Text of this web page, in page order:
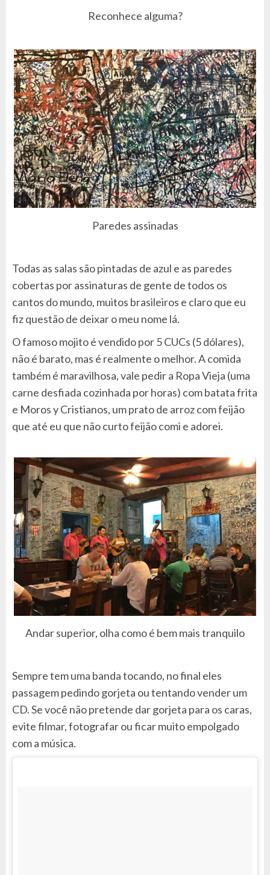
Reconhece alguma?
Paredes assinadas
Todas as salas são pintadas de azul e as paredes
cobertas por assinaturas de gente de todos os
cantos do mundo, muitos brasileiros e claro que eu
fiz questão de deixar o meu nome lá.
O famoso mojito é vendido por 5 CUCs (5 dólares),
não é barato, mas é realmente o melhor. A comida
também é maravilhosa, vale pedir a Ropa Vieja (uma
carne desfiada cozinhada por horas) com batata frita
e Moros y Cristianos, um prato de arroz com feijão
que até eu que não curto feijão comi e adorei.
Andar superior, olha como é bem mais tranquilo
Sempre tem uma banda tocando, no final eles
passagem pedindo gorjeta ou tentando vender um
CD. Se você não pretende dar gorjeta para os caras,
evite filmar, fotografar ou ficar muito empolgado
com a música.